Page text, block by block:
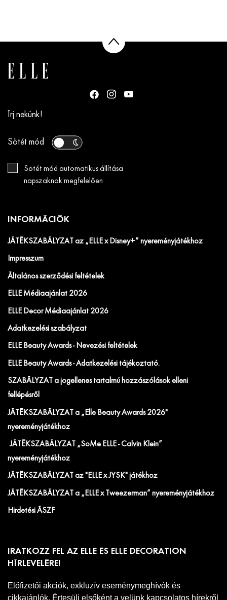
Írj nekünk!
Sötét mód
Sötét mód automatikus állítása
napszaknak megfelelően
INFORMÁCIÓK
JÁTÉKSZABÁLYZAT az „ELLE x Disney+” nyereményjátékhoz
Impresszum
Általános szerződési feltételek
ELLE Médiaajánlat 2026
ELLE Decor Médiaajánlat 2026
Adatkezelési szabályzat
ELLE Beauty Awards - Nevezési feltételek
ELLE Beauty Awards - Adatkezelési tájékoztató.
SZABÁLYZAT a jogellenes tartalmú hozzászólások elleni
fellépésről
JÁTÉKSZABÁLYZAT a „Elle Beauty Awards 2026"
nyereményjátékhoz
JÁTÉKSZABÁLYZAT „SoMe ELLE - Calvin Klein”
nyereményjátékhoz
JÁTÉKSZABÁLYZAT az "ELLE x JYSK" játékhoz
JÁTÉKSZABÁLYZAT a „ELLE x Tweezerman” nyereményjátékhoz
Hirdetési ÁSZF
IRATKOZZ FEL AZ ELLE ÉS ELLE DECORATION
HÍRLEVELÉRE!
Előfizetői akciók, exkluzív eseménymeghívók és
cikkajánlók. Értesülj elsőként a velünk kapcsolatos hírekről